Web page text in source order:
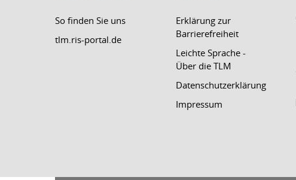
So finden Sie uns
tlm.ris-portal.de
Erklärung zur
Barrierefreiheit
Leichte Sprache -
Über die TLM
Datenschutzerklärung
Impressum